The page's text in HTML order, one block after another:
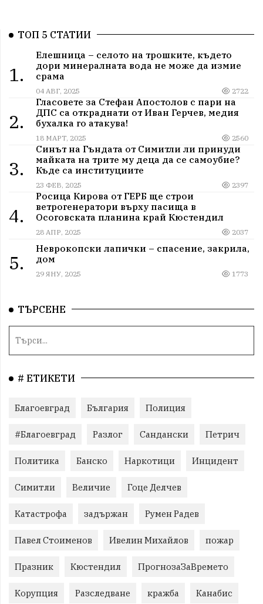
ТОП 5 СТАТИИ
1.
Елешница – селото на трошките, където
дори минералната вода не може да измие
срама
04 АВГ, 2025 2722
2.
Гласовете за Стефан Апостолов с пари на
ДПС са откраднати от Иван Герчев, медия
бухалка го атакува!
18 МАРТ, 2025 2560
3.
Синът на Гъндата от Симитли ли принуди
майката на трите му деца да се самоубие?
Къде са институциите
23 ФЕВ, 2025 2397
4.
Росица Кирова от ГЕРБ ще строи
ветрогенератори върху пасища в
Осоговската планина край Кюстендил
28 АПР, 2025 2037
5.
Неврокопски лапички – спасение, закрила,
дом
29 ЯНУ, 2025 1773
ТЪРСЕНЕ
# ЕТИКЕТИ
Благоевград България Полиция
#Благоевград Разлог Сандански Петрич
Политика Банско Наркотици Инцидент
Симитли Величие Гоце Делчев
Катастрофа задържан Румен Радев
Павел Стоименов Ивелин Михайлов пожар
Празник Кюстендил ПрогнозаЗаВремето
Корупция Разследване кражба Канабис